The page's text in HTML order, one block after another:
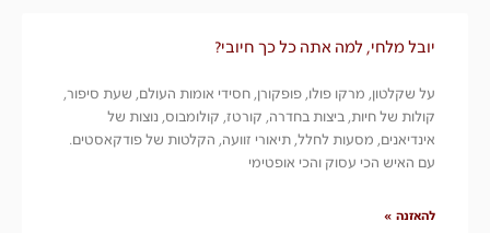
יובל מלחי, למה אתה כל כך חיובי?
על שקלטון, מרקו פולו, פופקורן, חסידי אומות העולם, שעת סיפור,
קולות של חיות, ביצות בחדרה, קורטז, קולומבוס, נוצות של
אינדיאנים, מסעות לחלל, תיאורי זוועה, הקלטות של פודקאסטים.
עם האיש הכי עסוק והכי אופטימי
להאזנה »